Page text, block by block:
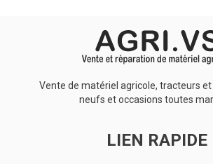
Vente de matériel agricole, tracteurs
neufs et occasions toutes
LIEN RAPIDE